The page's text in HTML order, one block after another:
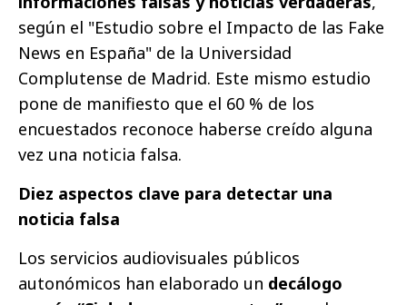
según el "Estudio sobre el Impacto de las Fake
News en España" de la Universidad
Complutense de Madrid. Este mismo estudio
pone de manifiesto que el 60 % de los
encuestados reconoce haberse creído alguna
vez una noticia falsa.
Diez aspectos clave para detectar una
noticia falsa
Los servicios audiovisuales públicos
autonómicos han elaborado un decálogo